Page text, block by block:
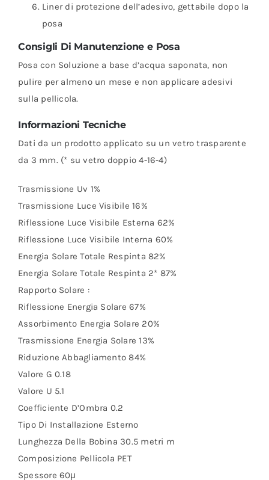
Liner di protezione dell’adesivo, gettabile dopo la
posa
Consigli Di Manutenzione e Posa
Posa con Soluzione a base d’acqua saponata, non
pulire per almeno un mese e non applicare adesivi
sulla pellicola.
Informazioni Tecniche
Dati da un prodotto applicato su un vetro trasparente
da 3 mm. (* su vetro doppio 4-16-4)
Trasmissione Uv 1%
Trasmissione Luce Visibile 16%
Riflessione Luce Visibile Esterna 62%
Riflessione Luce Visibile Interna 60%
Energia Solare Totale Respinta 82%
Energia Solare Totale Respinta 2* 87%
Rapporto Solare :
Riflessione Energia Solare 67%
Assorbimento Energia Solare 20%
Trasmissione Energia Solare 13%
Riduzione Abbagliamento 84%
Valore G 0.18
Valore U 5.1
Coefficiente D’Ombra 0.2
Tipo Di Installazione Esterno
Lunghezza Della Bobina 30.5 metri m
Composizione Pellicola PET
Spessore 60μ